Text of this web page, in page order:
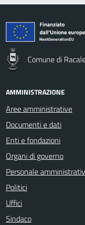
Comune di
AMMINISTRAZIONE
Aree amministrative
Documenti e dati
Enti e fondazioni
Organi di governo
Personale
Politici
Uffici
Sindaco